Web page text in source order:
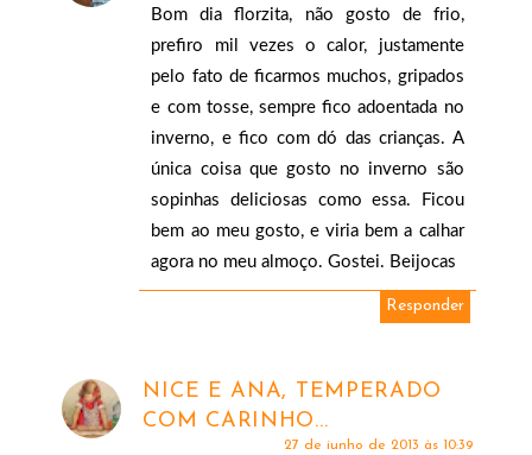
Bom dia florzita, não gosto de frio,
prefiro mil vezes o calor, justamente
pelo fato de ficarmos muchos, gripados
e com tosse, sempre fico adoentada no
inverno, e fico com dó das crianças. A
única coisa que gosto no inverno são
sopinhas deliciosas como essa. Ficou
bem ao meu gosto, e viria bem a calhar
agora no meu almoço. Gostei. Beijocas
Responder
NICE E ANA, TEMPERADO
COM CARINHO...
27 de junho de 2013 às 10:39